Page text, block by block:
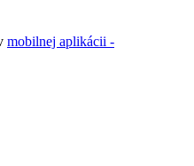
mobilnej aplikácii -